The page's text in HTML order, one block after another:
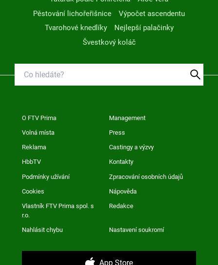
Pěstování lichořeřišnice
Výpočet ascendentu
Tvarohové knedlíky
Nejlepší palačinky
Švestkový koláč
O FTV Prima Management
Volná místa Press
Reklama Castingy a výzvy
HbbTV Kontakty
Podmínky užívání Zpracování osobních údajů
Cookies Nápověda
Vlastník FTV Prima spol. s
r.o.
Redakce
Nahlásit chybu Nastavení soukromí
App Store